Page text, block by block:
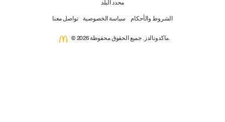
محدد البلد
تواصل معنا سياسة الخصوصية الشروط والأحكام
© 2026 ماكدونالدز. جميع الحقوق محفوظة.